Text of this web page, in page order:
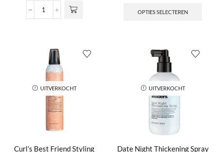
tot
Stay
Saver
Conditioner
aantal
Deze optie
tot
OPTIES SELECTEREN
UITVERKOCHT
Curl’s Best Friend Styling
UITVERKOCHT
Date Night Thickening Spray